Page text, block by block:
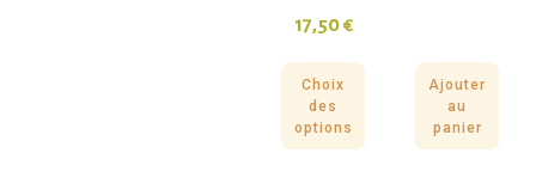
17,50€
Choix
des
options
Ajouter
au
panier